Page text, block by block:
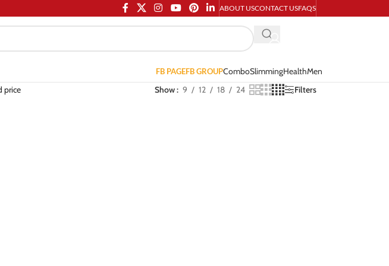
ABOUT USCONTACT USFAQS
FB PAGEFB GROUPComboSlimmingHealthMen
price Show 9 12 18 24 Filters